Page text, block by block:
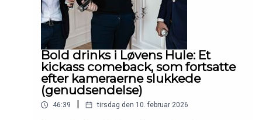
Bold drinks i Løvens Hule: Et
kickass comeback, som fortsatte
efter kameraerne slukkede
(genudsendelse)
46:39 | tirsdag den 10. februar 2026